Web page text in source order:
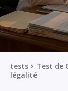
tests
Test de
légalité